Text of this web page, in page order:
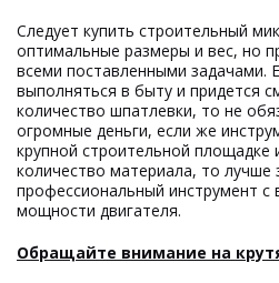
Следует купить строительный
оптимальные размеры и вес, но
всеми поставленными задачами.
выполняться в быту и придется
количество шпатлевки, то не
огромные деньги, если же
крупной строительной
количество материала, то лучше
профессиональный инструмент с
мощности двигателя.
Обращайте внимание на